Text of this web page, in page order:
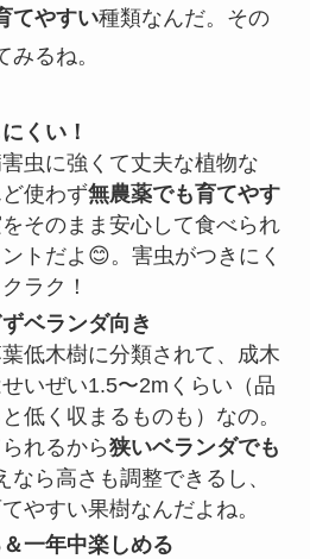
てやすい種類なんだ。その
るね。
くい！
虫に強くて丈夫な植物な
使わず無農薬でも育てやす
そのまま安心して食べられ
トだよ😊。害虫がつきにく
ラク！
ベランダ向き
低木樹に分類されて、成木
いぜい1.5〜2mくらい（品
低く収まるものも）なの。
れるから狭いベランダでも
なら高さも調整できるし、
やすい果樹なんだよね。
一年中楽しめる